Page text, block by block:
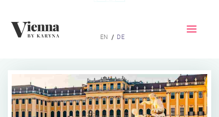
Home
EN / DE